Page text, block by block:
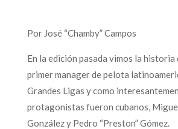
Por José “Chamby” Campos
En la edición pasada vimos la historia
primer manager de pelota
Grandes Ligas y como
protagonistas fueron cubanos,
González y Pedro “Preston” Gómez.